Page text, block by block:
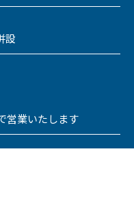
設
営業いたします